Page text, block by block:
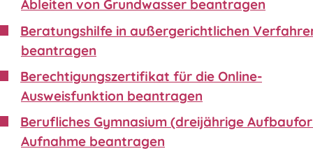
Ableiten von Grundwasser beantragen
Beratungshilfe in außergerichtlichen
beantragen
Berechtigungszertifikat für die Online-
Ausweisfunktion beantragen
Berufliches Gymnasium (dreijährige
Aufnahme beantragen